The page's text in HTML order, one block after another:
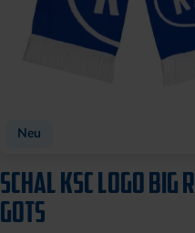
Neu
SCHAL KSC LOGO BIG
GOTS